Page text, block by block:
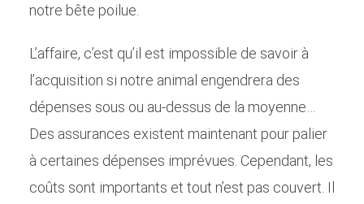
notre bête poilue.
L’affaire, c’est qu’il est impossible de savoir à
l’acquisition si notre animal engendrera des
dépenses sous ou au-dessus de la moyenne…
Des assurances existent maintenant pour palier
à certaines dépenses imprévues. Cependant, les
coûts sont importants et tout n’est pas couvert. Il